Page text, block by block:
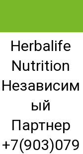
Herbalife
Nutrition
Независим
ый
Партнер
+7(903)079